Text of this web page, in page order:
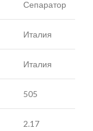
Сепаратор
Италия
Италия
505
2.17